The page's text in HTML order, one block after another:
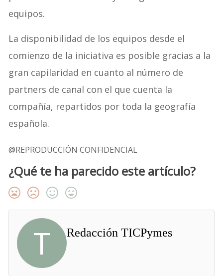
equipos.
La disponibilidad de los equipos desde el
comienzo de la iniciativa es posible gracias a la
gran capilaridad en cuanto al número de
partners de canal con el que cuenta la
compañía, repartidos por toda la geografía
española.
@REPRODUCCIÓN CONFIDENCIAL
¿Qué te ha parecido este artículo?
T Redacción TICPymes